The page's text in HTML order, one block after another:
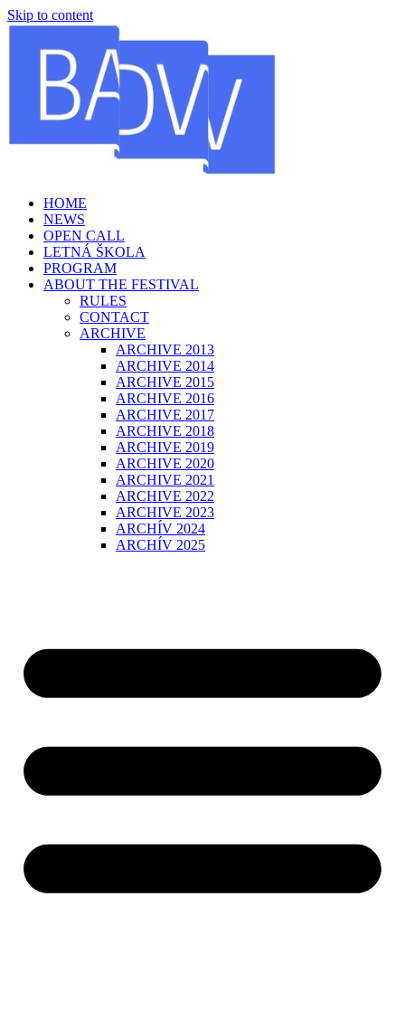
Skip to content
HOME
NEWS
OPEN CALL
LETNÁ ŠKOLA
PROGRAM
ABOUT THE FESTIVAL
RULES
CONTACT
ARCHIVE
ARCHIVE 2013
ARCHIVE 2014
ARCHIVE 2015
ARCHIVE 2016
ARCHIVE 2017
ARCHIVE 2018
ARCHIVE 2019
ARCHIVE 2020
ARCHIVE 2021
ARCHIVE 2022
ARCHIVE 2023
ARCHÍV 2024
ARCHÍV 2025